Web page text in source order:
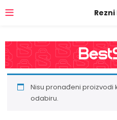
Nisu pronađeni proizvodi
odabiru.